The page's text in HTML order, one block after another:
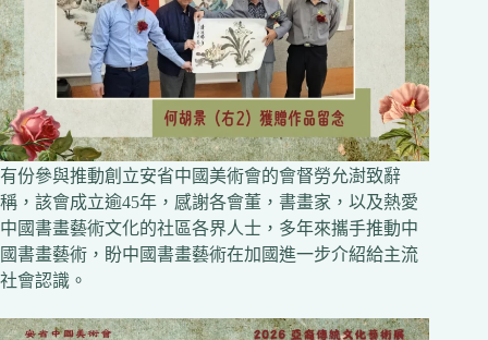
有份參與推動創立安省中國美術會的會督勞允澍致辭
稱，該會成立逾45年，感謝各會董，書畫家，以及熱愛
中國書畫藝術文化的社區各界人士，多年來攜手推動中
國書畫藝術，盼中國書畫藝術在加國進一步介紹給主流
社會認識。